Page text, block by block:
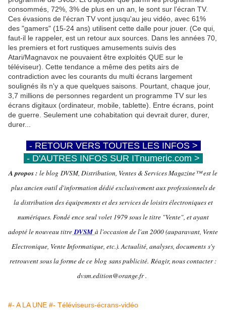
consommés, 72%, 3% de plus en un an, le sont sur l’écran TV.
Ces évasions de l'écran TV vont jusqu'au jeu vidéo, avec 61%
des "gamers" (15-24 ans) utilisent cette dalle pour jouer. (Ce qui,
faut-il le rappeler, est un retour aux sources. Dans les années 70,
les premiers et fort rustiques amusements suivis des
Atari/Magnavox ne pouvaient être exploités QUE sur le
téléviseur). Cette tendance a même des petits airs de
contradiction avec les courants du multi écrans largement
soulignés ils n'y a que quelques saisons. Pourtant, chaque jour,
3,7 millions de personnes regardent un programme TV sur les
écrans digitaux (ordinateur, mobile, tablette). Entre écrans, point
de guerre. Seulement une cohabitation qui devrait durer, durer,
durer...
- RETOUR VERS TOUTES LES INFOS >
- D'AUTRES INFOS SUR ITnumeric.com >
A propos : le blog DVSM, Distribution, Ventes & Services Magazine™ est le
plus ancien outil d'information dédié exclusivement aux professionnels de
la distribution des équipements et des services de loisirs électroniques et
numériques. Fondé ence seul volet 1979 sous le titre "Vente", et ayant
adopté le nouveau titre DVSM à l'occasion de l'an 2000 (auparavant, Vente
Electronique, Vente Informatique, etc.). Actualité, analyses, documents s'y
retrouvent sous la forme de ce blog sans publicité. Réagir, nous contacter :
dvsm.edition@orange.fr .
#- A LA UNE #- Téléviseurs-écrans-vidéo